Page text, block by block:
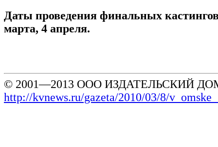
Даты проведения финальных
марта, 4 апреля.
© 2001—2013 ООО ИЗДАТЕЛЬСКИЙ
http://kvnews.ru/gazeta/2010/03/8/